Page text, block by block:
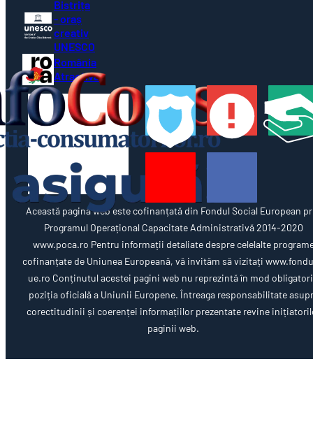
Bistrița
- oraș
creativ
UNESCO
România
Atractivă
Această pagină web este cofinanțată din Fondul Social European
Programul Operațional Capacitate Administrativă 2014-2020
www.poca.ro Pentru informații detaliate despre celelalte
cofinanțate de Uniunea Europeană, vă invităm să vizitați
ue.ro Conținutul acestei pagini web nu reprezintă în mod
poziția oficială a Uniunii Europene. Întreaga responsabilitate
corectitudinii și coerenței informațiilor prezentate revine
paginii web.